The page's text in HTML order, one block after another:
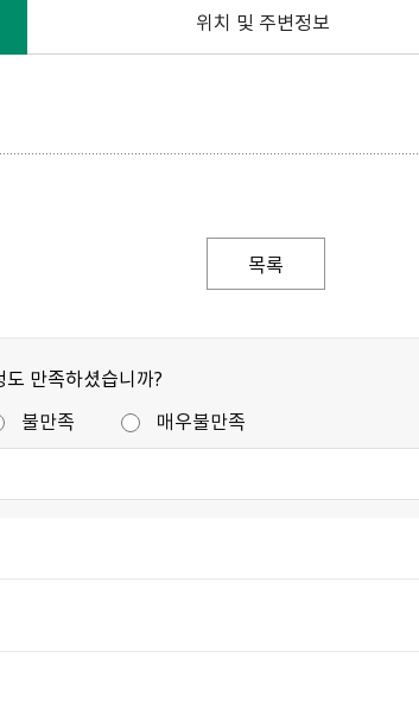
위치 및 주변정보
목록
만족하셨습니까?
불만족 매우불만족